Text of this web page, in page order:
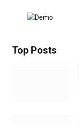
Top Posts